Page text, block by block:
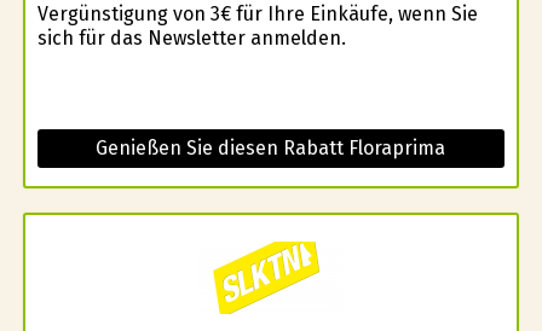
Vergünstigung von 3€ für Ihre Einkäufe, wenn Sie
sich für das Newsletter anmelden.
Genießen Sie diesen Rabatt Floraprima